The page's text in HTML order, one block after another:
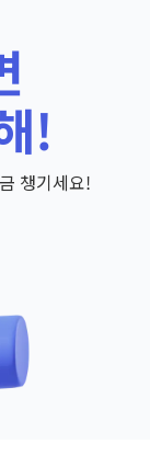
!
챙기세요!